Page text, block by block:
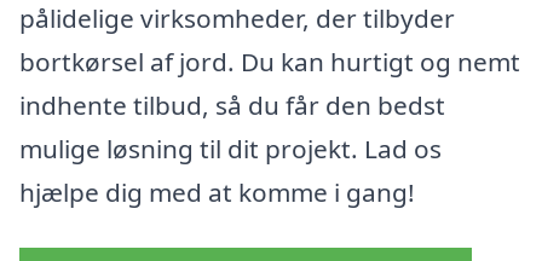
pålidelige virksomheder, der tilbyder
bortkørsel af jord. Du kan hurtigt og nemt
indhente tilbud, så du får den bedst
mulige løsning til dit projekt. Lad os
hjælpe dig med at komme i gang!